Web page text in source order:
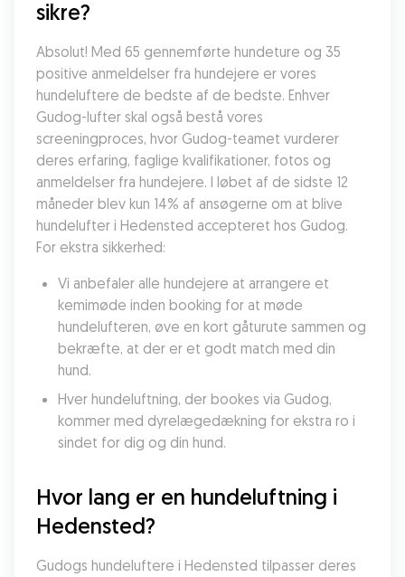
sikre?
Absolut! Med 65 gennemførte hundeture og 35
positive anmeldelser fra hundejere er vores
hundeluftere de bedste af de bedste. Enhver
Gudog-lufter skal også bestå vores
screeningproces, hvor Gudog-teamet vurderer
deres erfaring, faglige kvalifikationer, fotos og
anmeldelser fra hundejere. I løbet af de sidste 12
måneder blev kun 14% af ansøgerne om at blive
hundelufter i Hedensted accepteret hos Gudog.
For ekstra sikkerhed:
Vi anbefaler alle hundejere at arrangere et
kemimøde inden booking for at møde
hundelufteren, øve en kort gåturute sammen og
bekræfte, at der er et godt match med din
hund.
Hver hundeluftning, der bookes via Gudog,
kommer med dyrelægedækning for ekstra ro i
sindet for dig og din hund.
Hvor lang er en hundeluftning i
Hedensted?
Gudogs hundeluftere i Hedensted tilpasser deres